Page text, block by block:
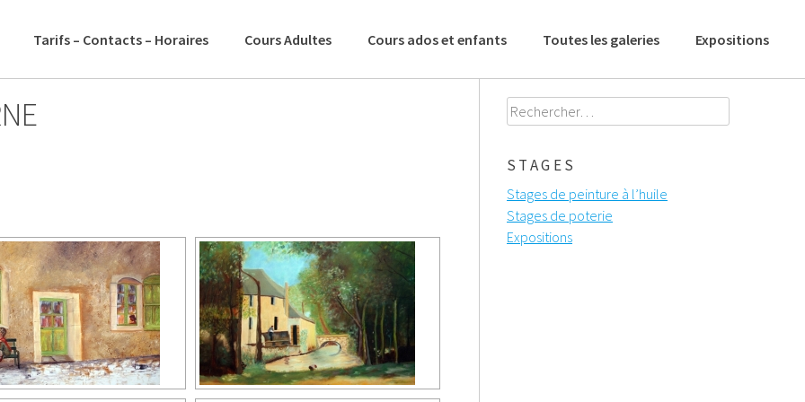
Tarifs – Contacts – Horaires Cours Adultes Cours ados et enfants Toutes les galeries Expositions
Rechercher :
STAGES
Stages de peinture à l’huile
Stages de poterie
Expositions